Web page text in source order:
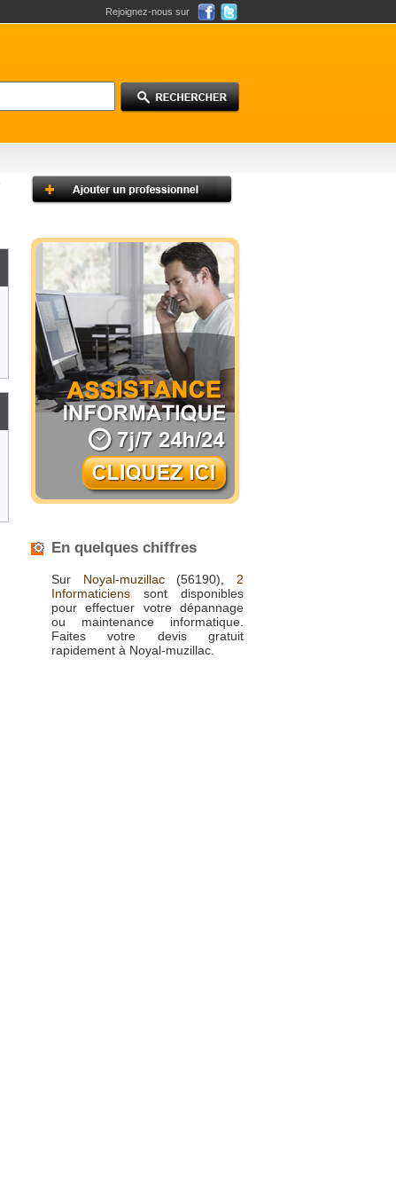
Rejoignez-nous sur
En quelques chiffres
Sur Noyal-muzillac(56190), 2
Informaticiens sont disponibles
pour effectuer votre dépannage
ou maintenance informatique.
Faites votre devis gratuit
rapidement à Noyal-muzillac.